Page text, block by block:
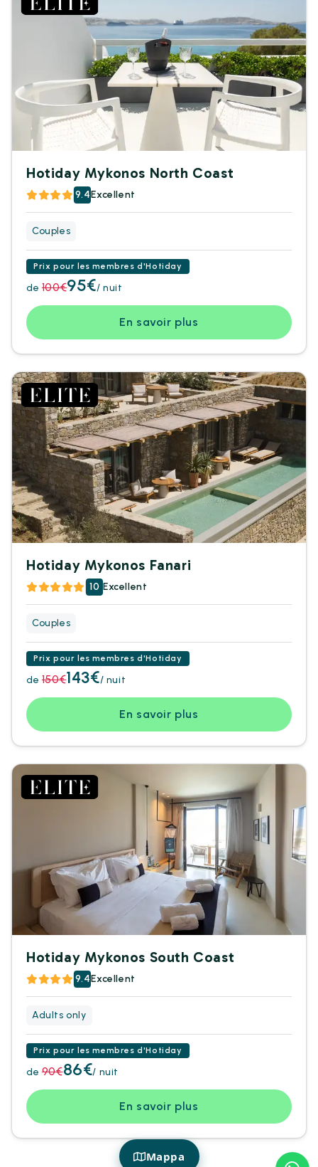
Mappa
Hotiday Mykonos North Coast
9.4Excellent
Couples
Prix pour les membres d'Hotiday
de 100€95€/ nuit
En savoir plus
Hotiday Mykonos Fanari
10 Excellent
Couples
Prix pour les membres d'Hotiday
de 150€143€/ nuit
En savoir plus
Hotiday Mykonos South Coast
9.4Excellent
Adults only
Prix pour les membres d'Hotiday
de 90€86€/ nuit
En savoir plus